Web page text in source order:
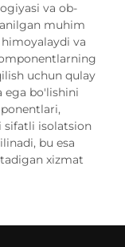
va ob-
muhim
va
uchun qulay
ega bo'lishini
sifatli isolatsion
bu esa
xizmat